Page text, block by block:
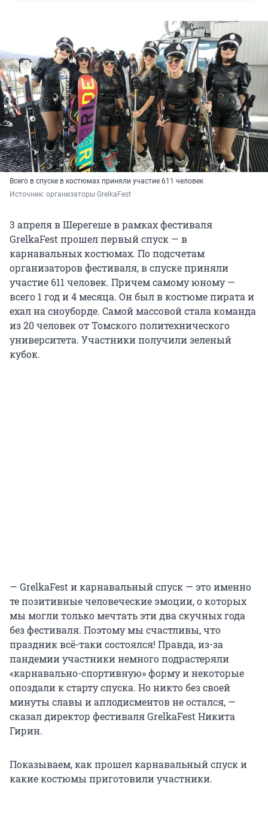
Всего в спуске в костюмах приняли участие 611 человек
Источник: организаторы GrelkaFest
3 апреля в Шерегеше в рамках фестиваля
GrelkaFest прошел первый спуск — в
карнавальных костюмах. По подсчетам
организаторов фестиваля, в спуске приняли
участие 611 человек. Причем самому юному —
всего 1 год и 4 месяца. Он был в костюме пирата и
ехал на сноуборде. Самой массовой стала команда
из 20 человек от Томского политехнического
университета. Участники получили зеленый
кубок.
— GrelkaFest и карнавальный спуск — это именно
те позитивные человеческие эмоции, о которых
мы могли только мечтать эти два скучных года
без фестиваля. Поэтому мы счастливы, что
праздник всё-таки состоялся! Правда, из-за
пандемии участники немного подрастеряли
«карнавально-спортивную» форму и некоторые
опоздали к старту спуска. Но никто без своей
минуты славы и аплодисментов не остался, —
сказал директор фестиваля GrelkaFest Никита
Гирин.
Показываем, как прошел карнавальный спуск и
какие костюмы приготовили участники.